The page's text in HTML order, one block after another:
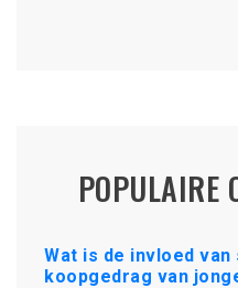
POPULAIRE
Wat is de invloed
koopgedrag van